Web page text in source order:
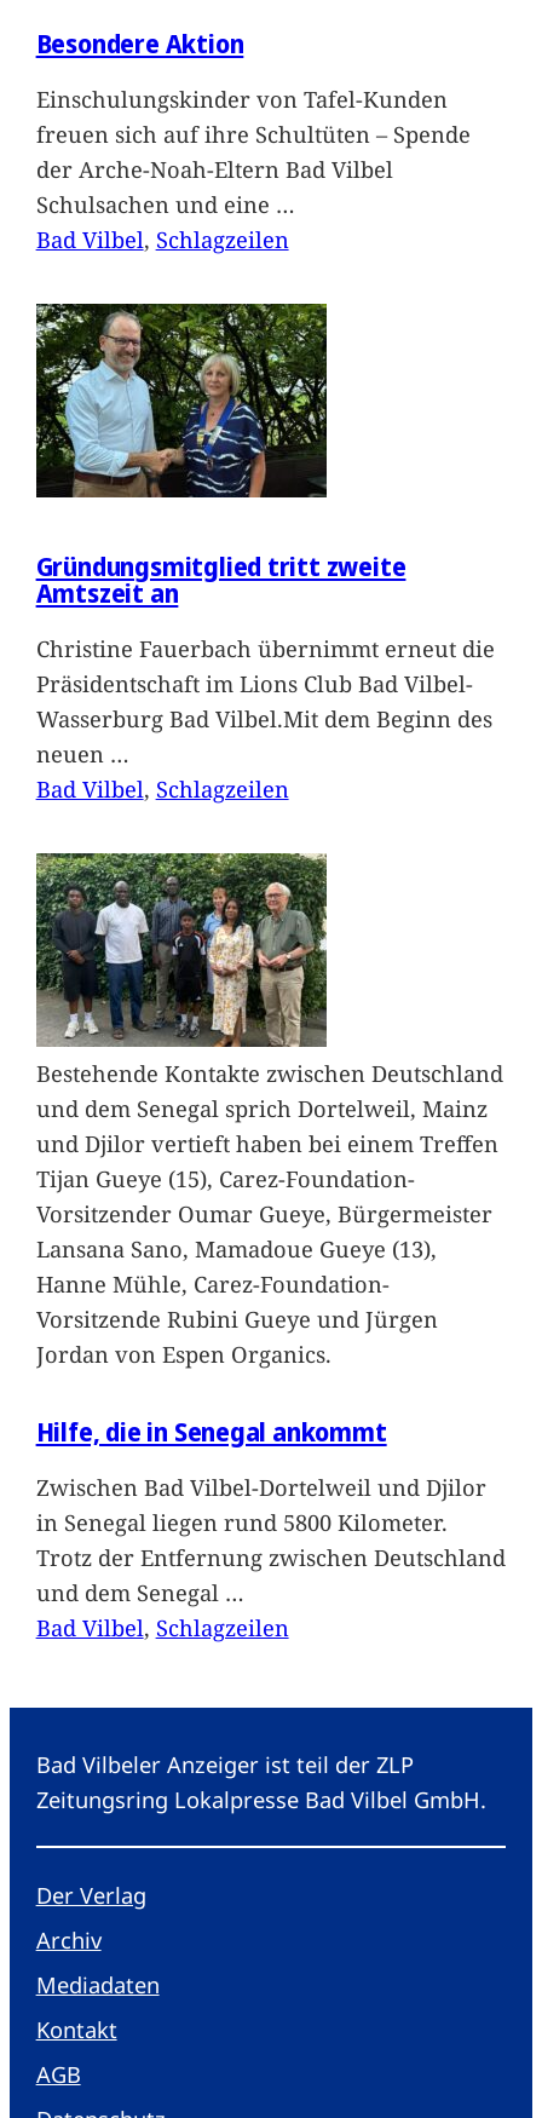
Besondere Aktion
Einschulungskinder von Tafel-Kunden
freuen sich auf ihre Schultüten – Spende
der Arche-Noah-Eltern Bad Vilbel
Schulsachen und eine …
Bad Vilbel, Schlagzeilen
Gründungsmitglied tritt zweite
Amtszeit an
Christine Fauerbach übernimmt erneut die
Präsidentschaft im Lions Club Bad Vilbel-
Wasserburg Bad Vilbel.Mit dem Beginn des
neuen …
Bad Vilbel, Schlagzeilen
Bestehende Kontakte zwischen Deutschland
und dem Senegal sprich Dortelweil, Mainz
und Djilor vertieft haben bei einem Treffen
Tijan Gueye (15), Carez-Foundation-
Vorsitzender Oumar Gueye, Bürgermeister
Lansana Sano, Mamadoue Gueye (13),
Hanne Mühle, Carez-Foundation-
Vorsitzende Rubini Gueye und Jürgen
Jordan von Espen Organics.
Hilfe, die in Senegal ankommt
Zwischen Bad Vilbel-Dortelweil und Djilor
in Senegal liegen rund 5800 Kilometer.
Trotz der Entfernung zwischen Deutschland
und dem Senegal …
Bad Vilbel, Schlagzeilen
Bad Vilbeler Anzeiger ist teil der ZLP
Zeitungsring Lokalpresse Bad Vilbel GmbH.
Der Verlag
Archiv
Mediadaten
Kontakt
AGB